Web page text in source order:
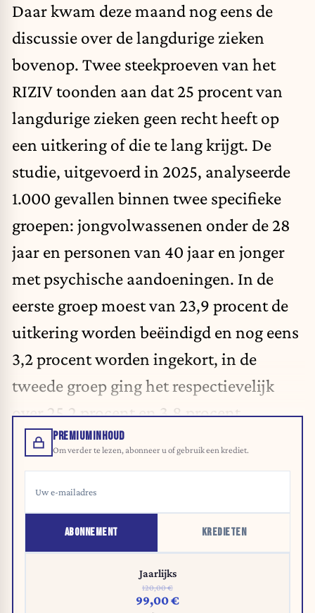
Daar kwam deze maand nog eens de
discussie over de langdurige zieken
bovenop. Twee steekproeven van het
RIZIV toonden aan dat 25 procent van
langdurige zieken geen recht heeft op
een uitkering of die te lang krijgt. De
studie, uitgevoerd in 2025, analyseerde
1.000 gevallen binnen twee specifieke
groepen: jongvolwassenen onder de 28
jaar en personen van 40 jaar en jonger
met psychische aandoeningen. In de
eerste groep moest van 23,9 procent de
uitkering worden beëindigd en nog eens
3,2 procent worden ingekort, in de
tweede groep ging het respectievelijk
over 25,2 procent en 3,8 procent.
PREMIUMINHOUD
Om verder te lezen, abonneer u of gebruik een krediet.
ABONNEMENT KREDIETEN
Jaarlijks
120,00 €
99,00 €